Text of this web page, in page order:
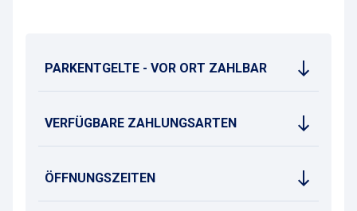
PARKENTGELTE - VOR ORT ZAHLBAR
VERFÜGBARE ZAHLUNGSARTEN
ÖFFNUNGSZEITEN